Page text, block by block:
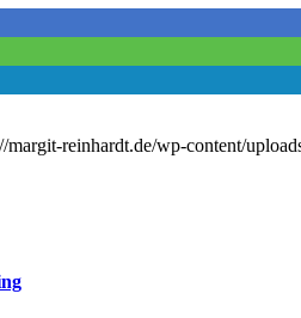
margit-reinhardt.de/wp-content/